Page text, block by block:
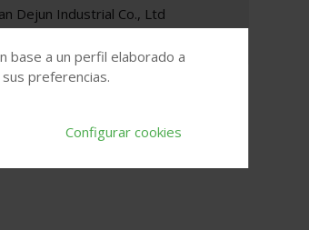
Dejun Industrial Co., Ltd
base a un perfil elaborado a
preferencias.
Configurar cookies